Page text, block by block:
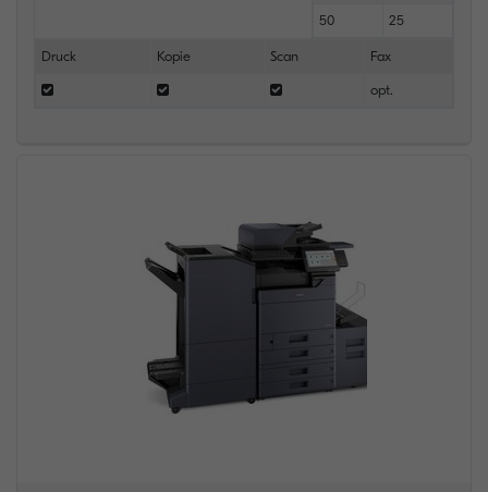
50 25
Druck Kopie Scan Fax
opt.